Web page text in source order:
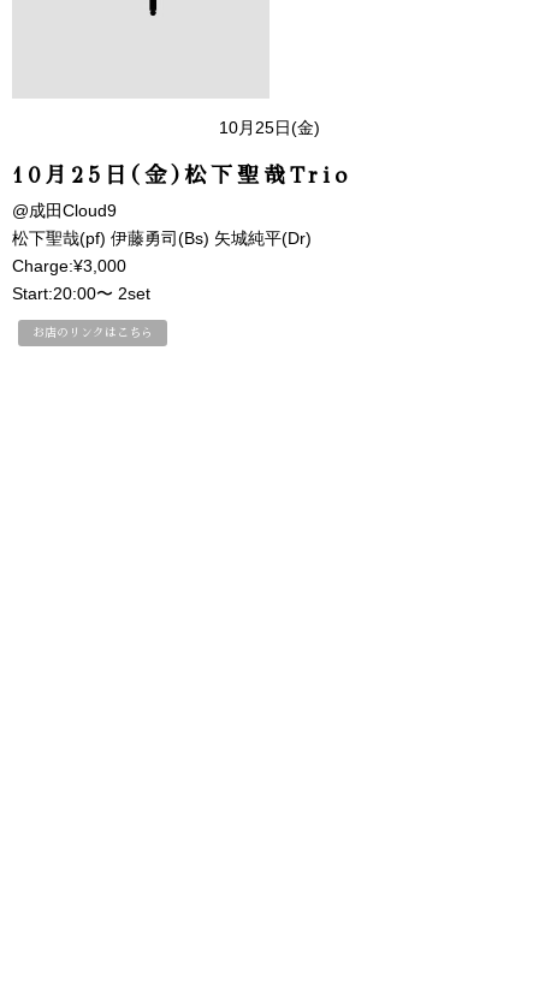
10月25日(金)
10月25日(金)松下聖哉Trio
@成田Cloud9
松下聖哉(pf) 伊藤勇司(Bs) 矢城純平(Dr)
Charge:¥3,000
Start:20:00〜 2set
お店のリンクはこちら